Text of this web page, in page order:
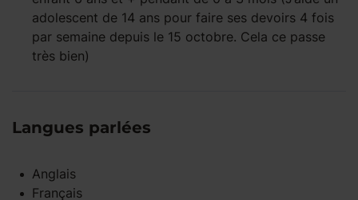
adolescent de 14 ans pour faire ses devoirs 4 fois
par semaine depuis le 15 octobre. Cela ce passe
très bien)
Langues parlées
Anglais
Français